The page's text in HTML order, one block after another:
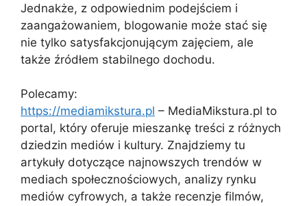
Jednakże, z odpowiednim podejściem i
zaangażowaniem, blogowanie może stać się
nie tylko satysfakcjonującym zajęciem, ale
także źródłem stabilnego dochodu.
Polecamy:
https://mediamikstura.pl – MediaMikstura.pl to
portal, który oferuje mieszankę treści z różnych
dziedzin mediów i kultury. Znajdziemy tu
artykuły dotyczące najnowszych trendów w
mediach społecznościowych, analizy rynku
mediów cyfrowych, a także recenzje filmów,